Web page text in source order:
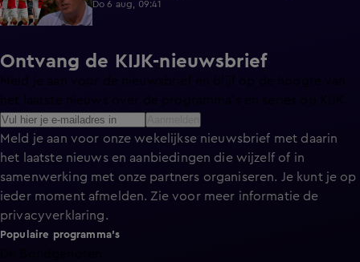
Do 6 aug, 09:41
Ontvang de KIJK-nieuwsbrief
Meld je aan voor onze wekelijkse nieuwsbrief met daarin
het laatste nieuws en aanbiedingen die wijzelf of in
samenwerking met onze partners organiseren. Je kunt je op
ieder moment afmelden. Zie voor meer informatie de
privacyverklaring.
Populaire programma's